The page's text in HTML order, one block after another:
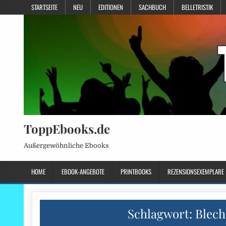
STARTSEITE NEU EDITIONEN SACHBUCH BELLETRISTIK
ToppEbooks.de
Außergewöhnliche Ebooks
HOME EBOOK-ANGEBOTE PRINTBOOKS REZENSIONSEXEMPLARE
Schlagwort: